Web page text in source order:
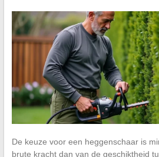
De keuze voor een heggenschaar is
brute kracht dan van de geschiktheid